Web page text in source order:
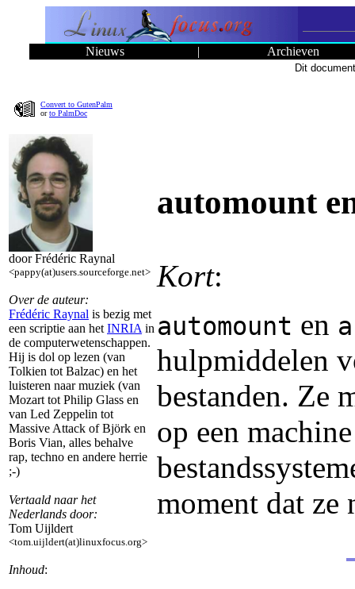
Nieuws | Archieven
Dit
Convert to GutenPalm
orto PalmDoc
door Frédéric Raynal
<pappy(at)users.sourceforge.net>
Over de auteur:
Frédéric Raynal is bezig met
een scriptie aan het INRIA in
de computerwetenschappen.
Hij is dol op lezen (van
Tolkien tot Balzac) en het
luisteren naar muziek (van
Mozart tot Philip Glass en
van Led Zeppelin tot
Massive Attack of Björk en
Boris Vian, alles behalve
rap, techno en andere herrie
;-)
Vertaald naar het
Nederlands door:
Tom Uijldert
<tom.uijldert(at)linuxfocus.org>
Inhoud:
automount
Kort:
automount en
hulpmiddelen
bestanden. Ze
op een
moment dat ze